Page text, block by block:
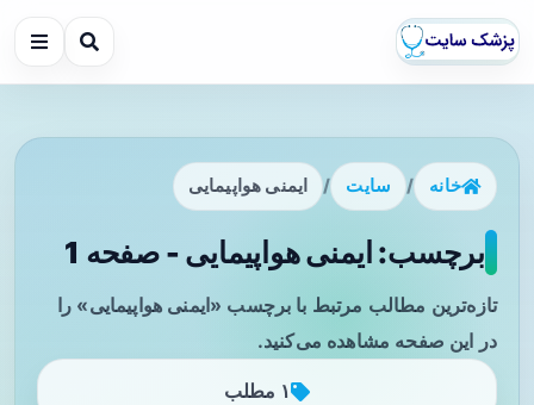
خانه / سایت / ایمنی هواپیمایی
برچسب: ایمنی هواپیمایی - صفحه 1
تازه‌ترین مطالب مرتبط با برچسب «ایمنی هواپیمایی» را
در این صفحه مشاهده می‌کنید.
۱ مطلب